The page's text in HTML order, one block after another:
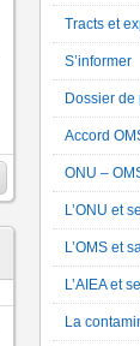
Tracts et
S’informer
Dossier de
Accord
ONU –
L’ONU et
L’OMS et
L’AIEA et
La